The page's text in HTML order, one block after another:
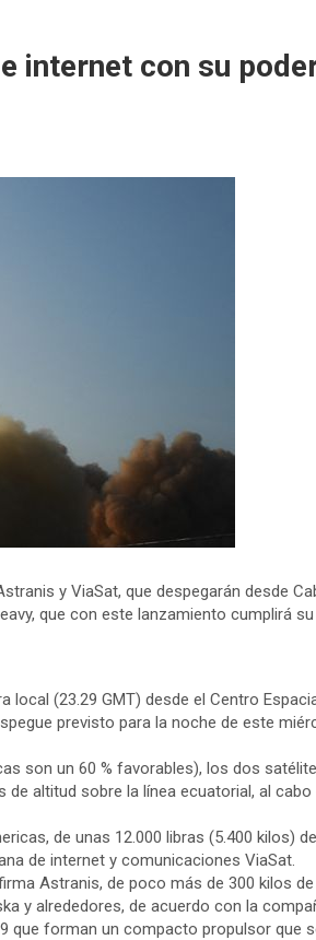
internet con su
y ViaSat, que despegarán desde
que con este lanzamiento cumplirá
(23.29 GMT) desde el Centro
previsto para la noche de este
son un 60 % favorables), los dos
altitud sobre la línea ecuatorial, al
de unas 12.000 libras (5.400 kilos)
de internet y comunicaciones ViaSat.
Astranis, de poco más de 300 kilos
y alrededores, de acuerdo con la
que forman un compacto propulsor que